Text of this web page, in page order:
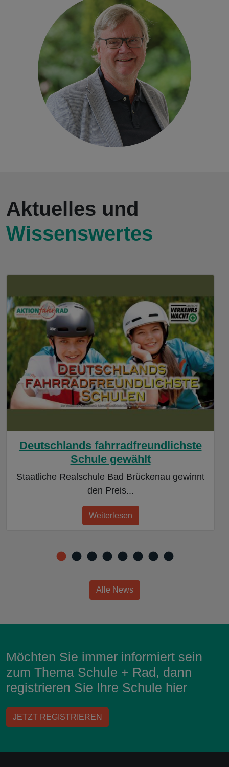
Aktuelles und
Wissenswertes
Deutschlands fahrradfreundlichste
Schule gewählt
Staatliche Realschule Bad Brückenau gewinnt
den Preis...
Weiterlesen
Alle News
Möchten Sie immer informiert sein
zum Thema Schule + Rad, dann
registrieren Sie Ihre Schule hier
JETZT REGISTRIEREN